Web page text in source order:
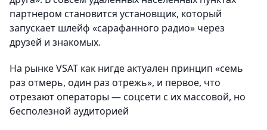
партнером становится установщик, который
запускает шлейф «сарафанного радио» через
друзей и знакомых.
На рынке VSAT как нигде актуален принцип «семь
раз отмерь, один раз отрежь», и первое, что
отрезают операторы — соцсети с их массовой, но
бесполезной аудиторией